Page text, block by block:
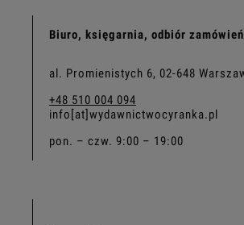
Biuro, księgarnia, odbiór zamówień
al. Promienistych 6, 02-648
+48 510 004 094
info[at]wydawnictwocyranka.pl
pon. – czw. 9:00 – 19:00